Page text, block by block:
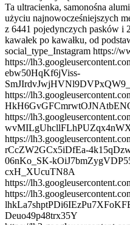
Ta ultracienka, samonośna
użyciu najnowocześniejszych
z 6441 pojedynczych pasków i
kawałek po kawałku, od
social_type_Instagram https://
https://
ebw50HqKf6jViss-
https://
https://
https://
rCcZW2GCx5iDfEa-
06nKo_SK-
cxH_XUcuTN8A
https://
https://
Deuo49p48trx35Y